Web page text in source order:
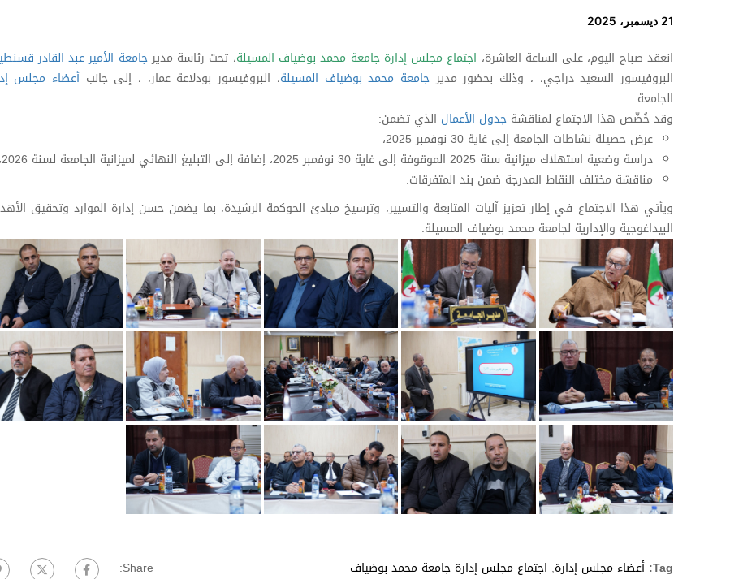
21 ديسمبر، 2025
انعقد صباح اليوم، على الساعة العاشرة، اجتماع مجلس إدارة جامعة محمد بوضياف المسيلة، تحت رئاسة مديرجامعة الأمير عبد القادر
البروفيسور السعيد دراجي، ، وذلك بحضور مدير جامعة محمد بوضياف المسيلة، البروفيسور بودلاعة عمار، ، إلى جانبأعضاء مجلس
الجامعة.
وقد خُصِّص هذا الاجتماع لمناقشة جدول الأعمال الذي تضمن:
عرض حصيلة نشاطات الجامعة إلى غاية 30 نوفمبر 2025،
دراسة وضعية استهلاك ميزانية سنة 2025 الموقوفة إلى غاية 30 نوفمبر 2025، إضافة إلى التبليغ النهائي لميزانية الجامعة لسنة 2026،
مناقشة مختلف النقاط المدرجة ضمن بند المتفرقات.
ويأتي هذا الاجتماع في إطار تعزيز آليات المتابعة والتسيير، وترسيخ مبادئ الحوكمة الرشيدة، بما يضمن حسن إدارة الموارد وتحقيق
البيداغوجية والإدارية لجامعة محمد بوضياف المسيلة.
Tag: أعضاء مجلس إدارة, اجتماع مجلس إدارة جامعة محمد بوضياف
Share: